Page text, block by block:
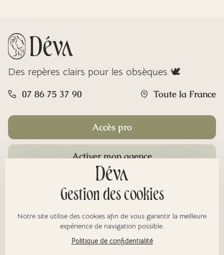
Des repères clairs pour les obsèques 🕊️
07 86 75 37 90 Toute la France
Accès pro
Activer mon agence
Gestion des cookies
Notre site utilise des cookies afin de vous garantir la meilleure
expérience de navigation possible.
Politique de confidentialité